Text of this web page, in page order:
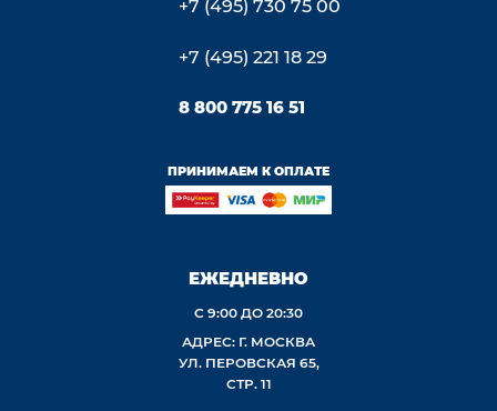
+7 (495) 730 75 00
+7 (495) 221 18 29
8 800 775 16 51
ПРИНИМАЕМ К ОПЛАТЕ
ЕЖЕДНЕВНО
С 9:00 ДО 20:30
АДРЕС: Г. МОСКВА
УЛ. ПЕРОВСКАЯ 65,
СТР. 11